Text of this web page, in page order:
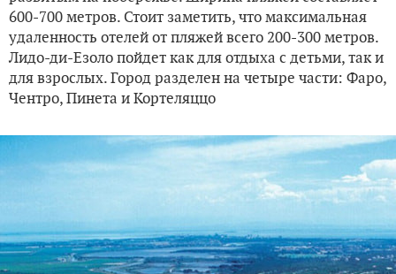
600-700 метров. Стоит заметить, что максимальная
удаленность отелей от пляжей всего 200-300 метров.
Лидо-ди-Езоло пойдет как для отдыха с детьми, так и
для взрослых. Город разделен на четыре части: Фаро,
Чентро, Пинета и Кортеляццо